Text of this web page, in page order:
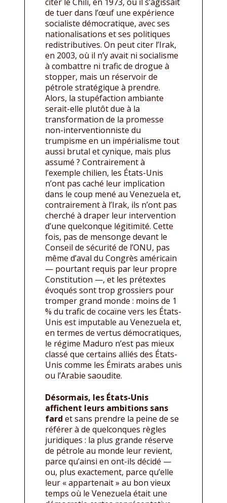
de tuer dans l’œuf une expérience
socialiste démocratique, avec ses
nationalisations et ses politiques
redistributives. On peut citer l’Irak,
en 2003, où il n’y avait ni socialisme
à combattre ni trafic de drogue à
stopper, mais un réservoir de
pétrole stratégique à prendre.
Alors, la stupéfaction ambiante
serait-elle plutôt due à la
transformation de la promesse
non-interventionniste du
trumpisme en un impérialisme tout
aussi brutal et cynique, mais plus
assumé ? Contrairement à
l’exemple chilien, les États-Unis
n’ont pas caché leur implication
dans le coup mené au Venezuela et,
contrairement à l’Irak, ils n’ont pas
cherché à draper leur intervention
d’une quelconque légitimité. Cette
fois, pas de mensonge devant le
Conseil de sécurité de l’ONU, pas
même d’aval du Congrès américain
— pourtant requis par leur propre
Constitution —, et les prétextes
évoqués sont trop grossiers pour
tromper grand monde : moins de 1
% du trafic de cocaïne vers les États-
Unis est imputable au Venezuela et,
en termes de vertus démocratiques,
le régime Maduro n’est pas mieux
classé que certains alliés des États-
Unis comme les Émirats arabes unis
ou l’Arabie saoudite.
Désormais, les États-Unis
affichent leurs ambitions sans
fard et sans prendre la peine de se
référer à de quelconques règles
juridiques : la plus grande réserve
de pétrole au monde leur revient,
parce qu’ainsi en ont-ils décidé —
ou, plus exactement, parce qu’elle
leur « appartenait » au bon vieux
temps où le Venezuela était une